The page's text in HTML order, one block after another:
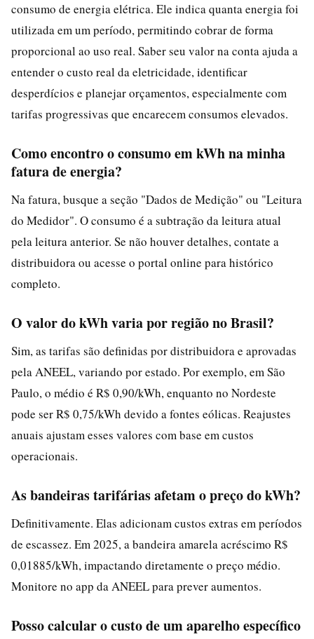
consumo de energia elétrica. Ele indica quanta energia foi
utilizada em um período, permitindo cobrar de forma
proporcional ao uso real. Saber seu valor na conta ajuda a
entender o custo real da eletricidade, identificar
desperdícios e planejar orçamentos, especialmente com
tarifas progressivas que encarecem consumos elevados.
Como encontro o consumo em kWh na minha
fatura de energia?
Na fatura, busque a seção "Dados de Medição" ou "Leitura
do Medidor". O consumo é a subtração da leitura atual
pela leitura anterior. Se não houver detalhes, contate a
distribuidora ou acesse o portal online para histórico
completo.
O valor do kWh varia por região no Brasil?
Sim, as tarifas são definidas por distribuidora e aprovadas
pela ANEEL, variando por estado. Por exemplo, em São
Paulo, o médio é R$ 0,90/kWh, enquanto no Nordeste
pode ser R$ 0,75/kWh devido a fontes eólicas. Reajustes
anuais ajustam esses valores com base em custos
operacionais.
As bandeiras tarifárias afetam o preço do kWh?
Definitivamente. Elas adicionam custos extras em períodos
de escassez. Em 2025, a bandeira amarela acréscimo R$
0,01885/kWh, impactando diretamente o preço médio.
Monitore no app da ANEEL para prever aumentos.
Posso calcular o custo de um aparelho específico